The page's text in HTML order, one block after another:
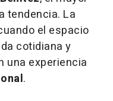
tendencia. La
el espacio
cotidiana y
una experiencia
.